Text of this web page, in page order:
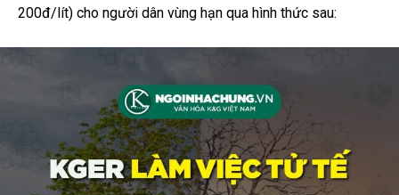
200đ/lít) cho người dân vùng hạn qua hình thức sau: